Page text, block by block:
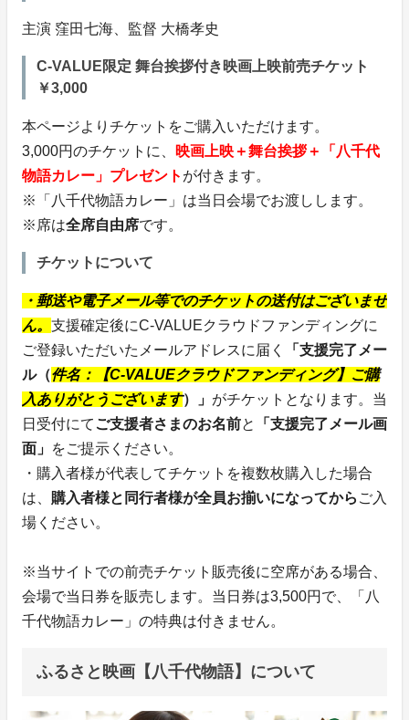
主演 窪田七海、監督 大橋孝史
C-VALUE限定 舞台挨拶付き映画上映前売チケット
￥3,000
本ページよりチケットをご購入いただけます。
3,000円のチケットに、
映画上映＋舞台挨拶＋「八千代
物語カレー」プレゼント が付きます。
※「八千代物語カレー」は当日会場でお渡しします。
※席は全席自由席です。
チケットについて
・郵送や電子メール等でのチケットの送付はございませ
ん。 支援確定後にC-VALUEクラウドファンディングに
ご登録いただいたメールアドレスに届く
「支援完了メー
ル（件名：【C-VALUEクラウドファンディング】ご購
入ありがとうございます）」 がチケットとなります。当
日受付にて ご支援者さまのお名前と
「支援完了メール画
面」 をご提示ください。
・購入者様が代表してチケットを複数枚購入した場合
は、 購入者様と同行者様が全員お揃いになってから ご入
場ください。
※当サイトでの前売チケット販売後に空席がある場合、
会場で当日券を販売します。当日券は3,500円で、「八
千代物語カレー」の特典は付きません。
ふるさと映画【八千代物語】について